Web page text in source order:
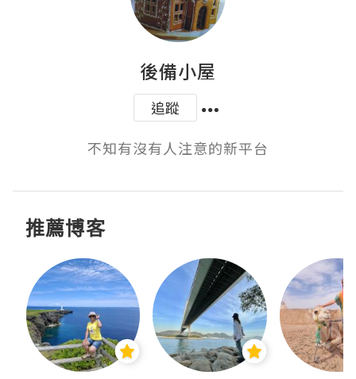
後備小屋
追蹤
不知有沒有人注意的新平台
推薦博客